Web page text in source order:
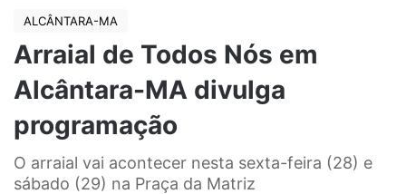
ALCÂNTARA-MA
Arraial de Todos Nós em
Alcântara-MA divulga
programação
O arraial vai acontecer nesta sexta-feira (28) e
sábado (29) na Praça da Matriz